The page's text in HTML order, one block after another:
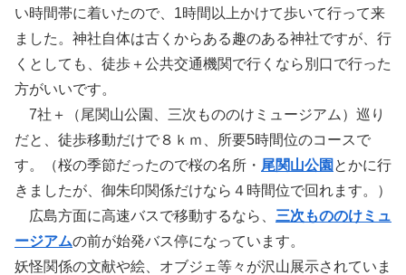
い時間帯に着いたので、1時間以上かけて歩いて行って来
ました。神社自体は古くからある趣のある神社ですが、行
くとしても、徒歩＋公共交通機関で行くなら別口で行った
方がいいです。
7社＋（尾関山公園、三次もののけミュージアム）巡り
だと、徒歩移動だけで８ｋｍ、所要5時間位のコースで
す。（桜の季節だったので桜の名所・ 尾関山公園 とかに行
きましたが、御朱印関係だけなら４時間位で回れます。）
広島方面に高速バスで移動するなら、 三次もののけミュ
ージアムの前が始発バス停になっています。
妖怪関係の文献や絵、オブジェ等々が沢山展示されていま